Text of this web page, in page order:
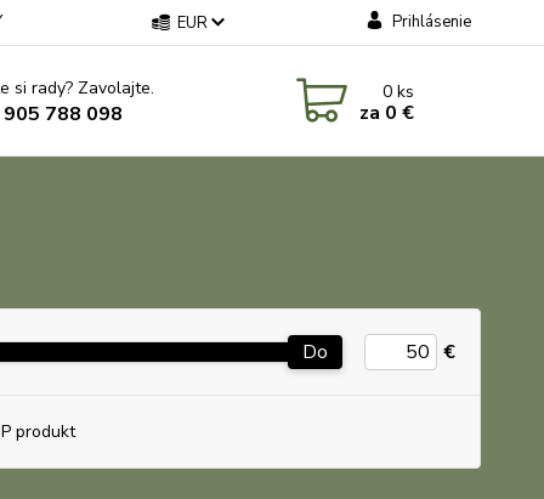
EUR Prihlásenie
si rady? Zavolajte.
788 098
0ks
za 0 €
Do €
produkt